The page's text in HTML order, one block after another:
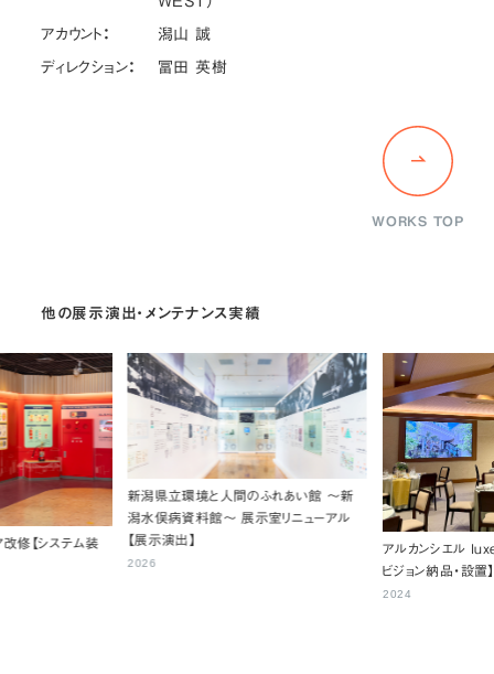
アカウント： 潟山 誠
ディレクション： 冨田 英樹
WORKS TOP
他の展示演出・メンテナンス実績
修【システム装
新潟県立環境と人間のふれあい館 ～新
潟水俣病資料館～ 展示室リニューアル
【展示演出】
2026
アルカンシエル
ビジョン納品・設置】
2024